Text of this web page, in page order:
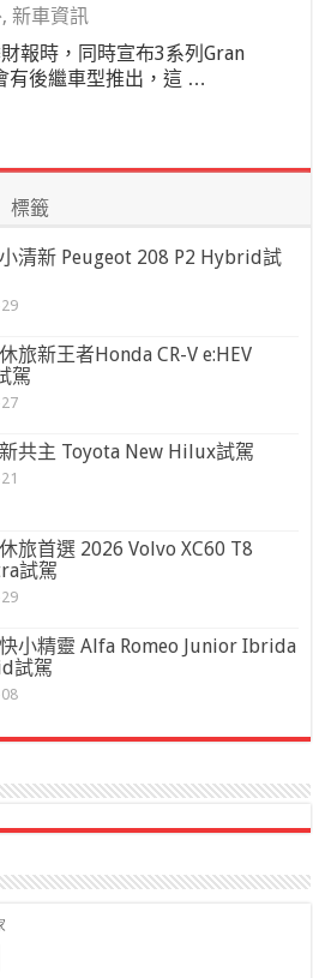
,新車資訊
報時，同時宣布3系列Gran
有後繼車型推出，這 …
標籤
清新 Peugeot 208 P2 Hybrid試
旅新王者Honda CR-V e:HEV
駕
共主 Toyota New Hilux試駕
旅首選 2026 Volvo XC60 T8
試駕
小精靈 Alfa Romeo Junior Ibrida
試駕